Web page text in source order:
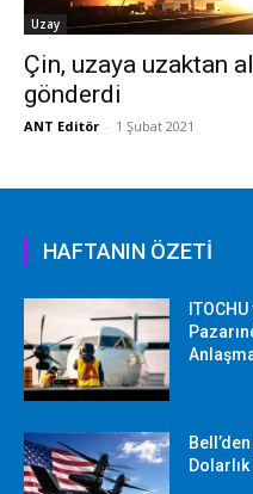
Uzay
Çin, uzaya uzaktan
gönderdi
ANT Editör - 1 Şubat 2021
HAFTANIN ÖZETİ